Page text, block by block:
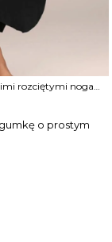
Spodnie z szerokimi rozciętymi nogawkami